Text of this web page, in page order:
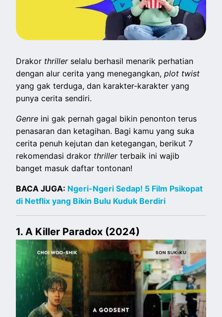
Drakor thriller selalu berhasil menarik perhatian
dengan alur cerita yang menegangkan,plot twist
yang gak terduga, dan karakter-karakter yang
punya cerita sendiri.
Genre ini gak pernah gagal bikin penonton terus
penasaran dan ketagihan. Bagi kamu yang suka
cerita penuh kejutan dan ketegangan, berikut 7
rekomendasi drakor thrillerterbaik ini wajib
banget masuk daftar tontonan!
BACA JUGA: Ngeri-Ngeri Sedap! 5 Film Psikopat
di Netflix yang Bikin Bulu Kuduk Berdiri
1. A Killer Paradox (2024)